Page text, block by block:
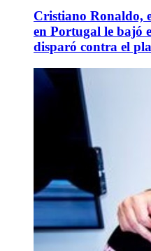
Cristiano Ronaldo,
en Portugal le bajó
disparó contra el